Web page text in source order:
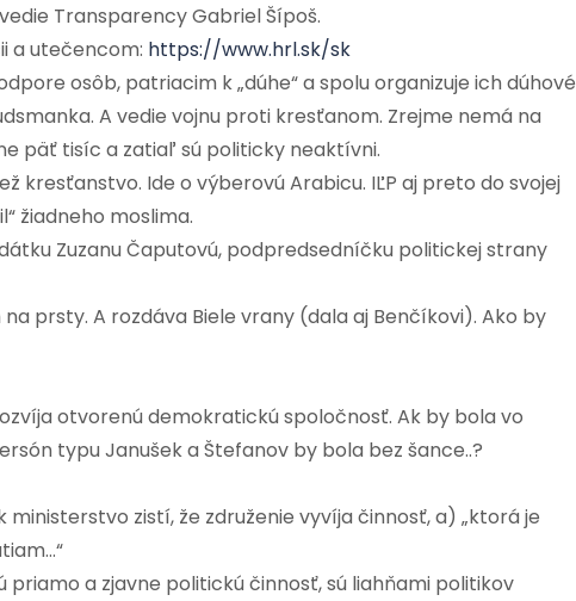
Transparency Gabriel Šípoš.
a utečencom: https://www.hrl.sk/sk
osôb, patriacim k „dúhe“ a spolu organizuje ich dúhové
A vedie vojnu proti kresťanom. Zrejme nemá na
päť tisíc a zatiaľ sú politicky neaktívni.
kresťanstvo. Ide o výberovú Arabicu. IĽP aj preto do svojej
žiadneho moslima.
Zuzanu Čaputovú, podpredsedníčku politickej strany
prsty. A rozdáva Biele vrany (dala aj Benčíkovi). Ako by
otvorenú demokratickú spoločnosť. Ak by bola vo
typu Janušek a Štefanov by bola bez šance..?
ministerstvo zistí, že združenie vyvíja činnosť, a) „ktorá je
a zjavne politickú činnosť, sú liahňami politikov